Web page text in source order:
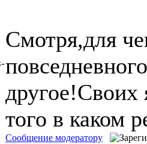
Смотря,для
другое!Своих
того в каком
Сообщение модератору